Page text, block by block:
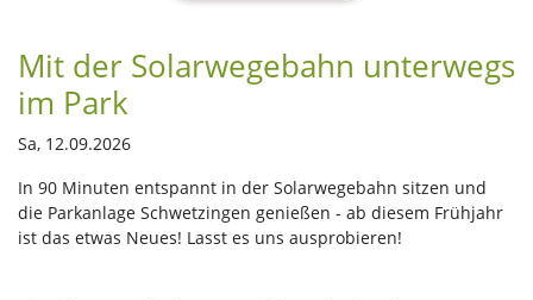
Mit der Solarwegebahn unterwegs
im Park
Sa, 12.09.2026
In 90 Minuten entspannt in der Solarwegebahn sitzen und
die Parkanlage Schwetzingen genießen - ab diesem Frühjahr
ist das etwas Neues! Lasst es uns ausprobieren!